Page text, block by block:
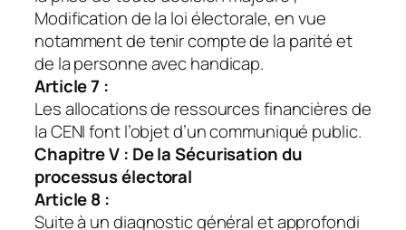
Modification de la loi électorale, en vue
notamment de tenir compte de la parité et
de la personne avec handicap.
Article 7 :
Les allocations de ressources financières de
la CENI font l’objet d’un communiqué public.
Chapitre V : De la Sécurisation du
processus électoral
Article 8 :
Suite à un diagnostic général et approfondi